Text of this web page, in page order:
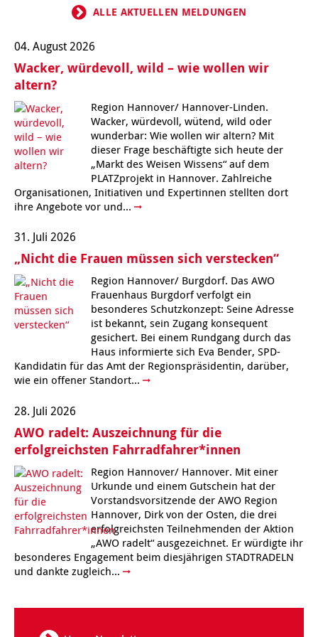
Kindertagesstätte Johannes-Lau-Hof
Kindertagesstätte Klaus-Müller-Kilian-Weg /
Kindertagesstätte Langes Feld “Deisterspatzen”
Kindertagesstätte Moorlilienweg /
Familienzentrum
Kindertagesstätte Petermannstraße /
Familienzentrum
Kindertagesstätte Pfarrlandplatz
Kindertagesstätte Rosenbergstraße
Krippe Schleswiger Straße
Kindertagesstätte Schneiderberg
Kindertagesstätte Sylter Weg
Kindertagesstätte Tresckowstraße
Kindertagesstätte Voltmerstraße
Kindertagesstätte Wiehbergstraße
Kindertagesstätte Herbartstraße
Kindertagesstätte Hiltrud-Grote-Weg
Kindertagesstätte Johannes-Lau-Hof
Kindertagesstätte Kapellenbrink /
Familienzentrum
Kindertagesstätte Klaus-Müller-Kilian-Weg /
“Mäuseburg” / Familienzentrum
Kindertagesstätte König-Ludwig-Straße
Kindertagesstätte Langes Feld “Deisterspatzen”
Kindertagesstätte Levester Straße
Offene Sprach-Sprechstunde
Kindertagesstätte Moorlilienweg /
Familienzentrum
Kindertagesstätte Mühenkamp / Familienzentrum
Kindertagesstätte Petermannstraße /
Familienzentrum
Kindertagesstätte Pfarrlandplatz
Hör- und Sprachheilkindergarten Ratswiese
Kindertagesstätte Rosenbergstraße
Kindertagesstätte Schneiderberg
ALLE AKTUELLEN MELDUNGEN
04. August 2026
Wacker, würdevoll, wild – wie wollen wir
altern?
Region Hannover/ Hannover-Linden.
Wacker, würdevoll, wütend, wild oder
wunderbar: Wie wollen wir altern? Mit
dieser Frage beschäftigte sich heute der
„Markt des Weisen Wissens“ auf dem
PLATZprojekt in Hannover. Zahlreiche
Organisationen, Initiativen und Expertinnen stellten dort
ihre Angebote vor und...
31. Juli 2026
„Nicht die Frauen müssen sich verstecken“
Region Hannover/ Burgdorf. Das AWO
Frauenhaus Burgdorf verfolgt ein
besonderes Schutzkonzept: Seine Adresse
ist bekannt, sein Zugang konsequent
gesichert. Bei einem Rundgang durch das
Haus informierte sich Eva Bender, SPD-
Kandidatin für das Amt der Regionspräsidentin, darüber,
wie ein offener Standort...
28. Juli 2026
AWO radelt: Auszeichnung für die
erfolgreichsten Fahrradfahrer*innen
Region Hannover/ Hannover. Mit einer
Urkunde und einem Gutschein hat der
Vorstandsvorsitzende der AWO Region
Hannover, Dirk von der Osten, die drei
erfolgreichsten Teilnehmenden der Aktion
„AWO radelt“ ausgezeichnet. Er würdigte ihr
besonderes Engagement beim diesjährigen STADTRADELN
und dankte zugleich...